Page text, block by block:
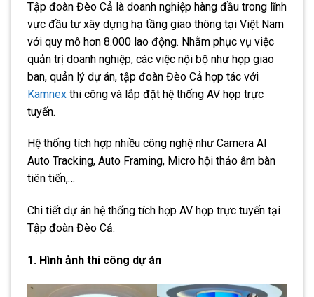
Tập đoàn Đèo Cả là doanh nghiệp hàng đầu trong lĩnh
vực đầu tư xây dựng hạ tầng giao thông tại Việt Nam
với quy mô hơn 8.000 lao động. Nhằm phục vụ việc
quản trị doanh nghiệp, các việc nội bộ như họp giao
ban, quản lý dự án, tập đoàn Đèo Cả hợp tác với
Kamnex thi công và lắp đặt hệ thống AV họp trực
tuyến.
Hệ thống tích hợp nhiều công nghệ như Camera AI
Auto Tracking, Auto Framing, Micro hội thảo âm bàn
tiên tiến,…
Chi tiết dự án hệ thống tích hợp AV họp trực tuyến tại
Tập đoàn Đèo Cả:
1. Hình ảnh thi công dự án